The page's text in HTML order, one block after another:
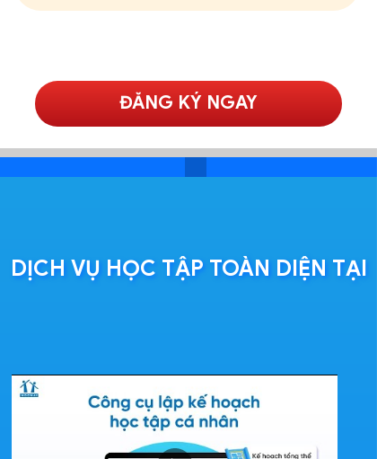
ĐĂNG KÝ NGAY
DỊCH VỤ HỌC TẬP TOÀN DIỆN TẠI